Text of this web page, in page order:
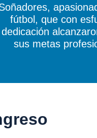
fútbol, que con
dedicación
sus metas